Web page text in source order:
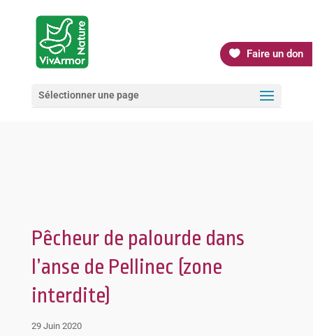
Faire un don
Sélectionner une page
Pêcheur de palourde dans
l’anse de Pellinec (zone
interdite)
29 Juin 2020